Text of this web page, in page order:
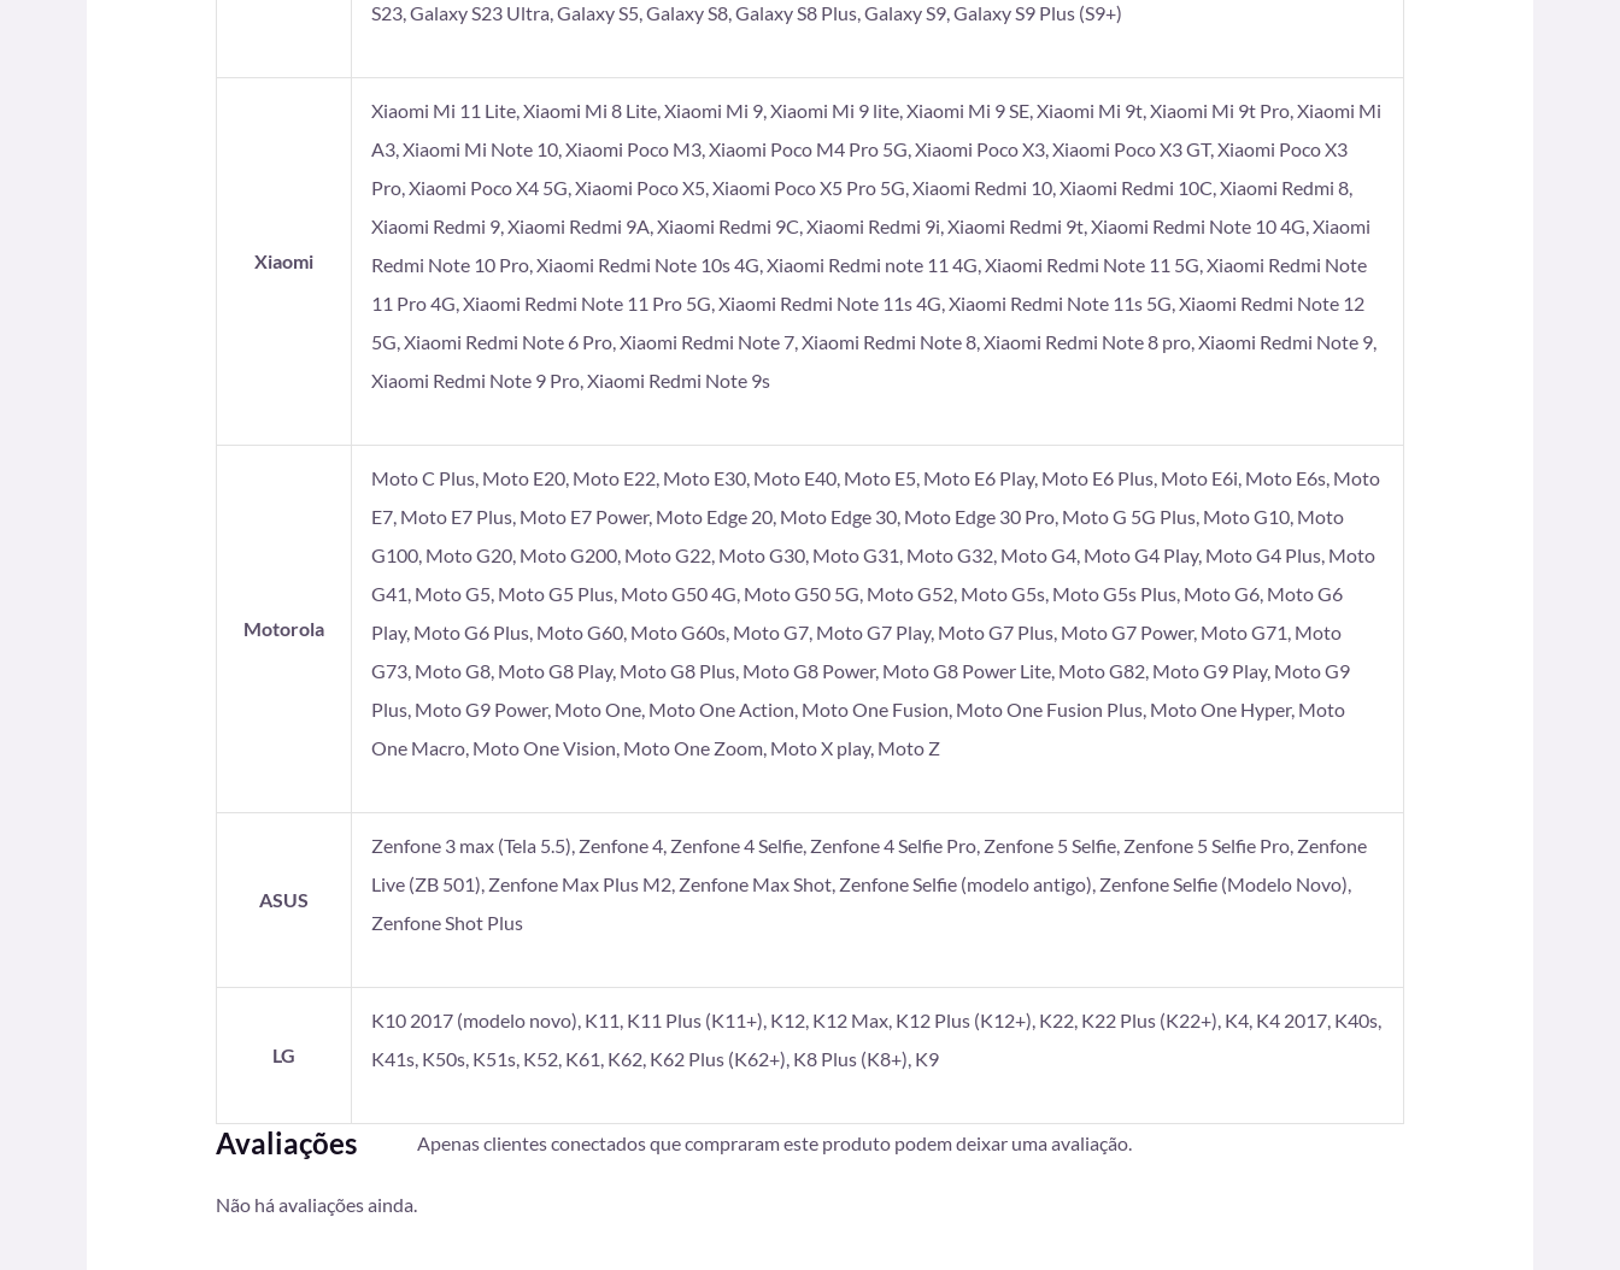
S23, Galaxy S23 Ultra, Galaxy S5, Galaxy S8, Galaxy S8 Plus, Galaxy S9, Galaxy S9 Plus (S9+)
Xiaomi
Xiaomi Mi 11 Lite, Xiaomi Mi 8 Lite, Xiaomi Mi 9, Xiaomi Mi 9 lite, Xiaomi Mi 9 SE, Xiaomi Mi 9t, Xiaomi Mi 9t Pro, Xiaomi Mi
A3, Xiaomi Mi Note 10, Xiaomi Poco M3, Xiaomi Poco M4 Pro 5G, Xiaomi Poco X3, Xiaomi Poco X3 GT, Xiaomi Poco X3
Pro, Xiaomi Poco X4 5G, Xiaomi Poco X5, Xiaomi Poco X5 Pro 5G, Xiaomi Redmi 10, Xiaomi Redmi 10C, Xiaomi Redmi 8,
Xiaomi Redmi 9, Xiaomi Redmi 9A, Xiaomi Redmi 9C, Xiaomi Redmi 9i, Xiaomi Redmi 9t, Xiaomi Redmi Note 10 4G, Xiaomi
Redmi Note 10 Pro, Xiaomi Redmi Note 10s 4G, Xiaomi Redmi note 11 4G, Xiaomi Redmi Note 11 5G, Xiaomi Redmi Note
11 Pro 4G, Xiaomi Redmi Note 11 Pro 5G, Xiaomi Redmi Note 11s 4G, Xiaomi Redmi Note 11s 5G, Xiaomi Redmi Note 12
5G, Xiaomi Redmi Note 6 Pro, Xiaomi Redmi Note 7, Xiaomi Redmi Note 8, Xiaomi Redmi Note 8 pro, Xiaomi Redmi Note 9,
Xiaomi Redmi Note 9 Pro, Xiaomi Redmi Note 9s
Motorola
Moto C Plus, Moto E20, Moto E22, Moto E30, Moto E40, Moto E5, Moto E6 Play, Moto E6 Plus, Moto E6i, Moto E6s, Moto
E7, Moto E7 Plus, Moto E7 Power, Moto Edge 20, Moto Edge 30, Moto Edge 30 Pro, Moto G 5G Plus, Moto G10, Moto
G100, Moto G20, Moto G200, Moto G22, Moto G30, Moto G31, Moto G32, Moto G4, Moto G4 Play, Moto G4 Plus, Moto
G41, Moto G5, Moto G5 Plus, Moto G50 4G, Moto G50 5G, Moto G52, Moto G5s, Moto G5s Plus, Moto G6, Moto G6
Play, Moto G6 Plus, Moto G60, Moto G60s, Moto G7, Moto G7 Play, Moto G7 Plus, Moto G7 Power, Moto G71, Moto
G73, Moto G8, Moto G8 Play, Moto G8 Plus, Moto G8 Power, Moto G8 Power Lite, Moto G82, Moto G9 Play, Moto G9
Plus, Moto G9 Power, Moto One, Moto One Action, Moto One Fusion, Moto One Fusion Plus, Moto One Hyper, Moto
One Macro, Moto One Vision, Moto One Zoom, Moto X play, Moto Z
ASUS
Zenfone 3 max (Tela 5.5), Zenfone 4, Zenfone 4 Selfie, Zenfone 4 Selfie Pro, Zenfone 5 Selfie, Zenfone 5 Selfie Pro, Zenfone
Live (ZB 501), Zenfone Max Plus M2, Zenfone Max Shot, Zenfone Selfie (modelo antigo), Zenfone Selfie (Modelo Novo),
Zenfone Shot Plus
LG
K10 2017 (modelo novo), K11, K11 Plus (K11+), K12, K12 Max, K12 Plus (K12+), K22, K22 Plus (K22+), K4, K4 2017, K40s,
K41s, K50s, K51s, K52, K61, K62, K62 Plus (K62+), K8 Plus (K8+), K9
Avaliações
Não há avaliações ainda.
Apenas clientes conectados que compraram este produto podem deixar uma avaliação.